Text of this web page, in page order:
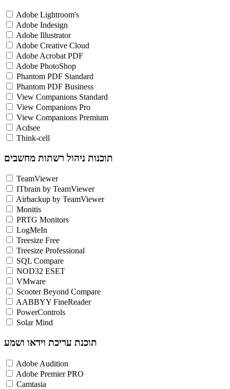
Adobe Lightroom's
Adobe Indesign
Adobe Illustrator
Adobe Creative Cloud
Adobe Acrobat PDF
Adobe PhotoShop
Phantom PDF Standard
Phantom PDF Business
View Companions Standard
View Companions Pro
View Companions Premium
Acdsee
Think-cell
תוכנות ניהול רשתות מחשבים
TeamViewer
ITbrain by TeamViewer
Airbackup by TeamViewer
Monitis
PRTG Monitors
LogMeIn
Treesize Free
Treesize Professional
SQL Compare
NOD32 ESET
VMware
Scooter Beyond Compare
AABBYY FineReader
PowerControls
Solar Mind
תוכנת עריכת וידאו ושמע
Adobe Audition
Adobe Premier PRO
Camtasia